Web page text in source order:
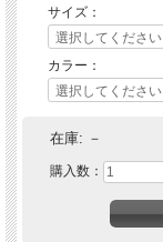
サイズ：
カラー：
在庫: －
購入数：